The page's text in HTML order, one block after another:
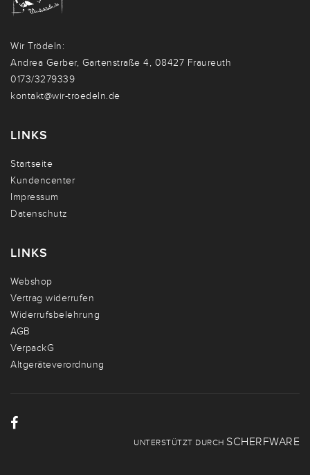
Wir Trödeln:
Andrea Gerber, Gartenstraße 4, 08427 Fraureuth
0173/3279339
kontakt@wir-troedeln.de
LINKS
Startseite
Kundencenter
Impressum
Datenschutz
LINKS
Webshop
Vertrag widerrufen
Widerrufsbelehrung
AGB
VerpackG
Altgeräteverordnung
UNTERSTÜTZT DURCH SCHERFWARE